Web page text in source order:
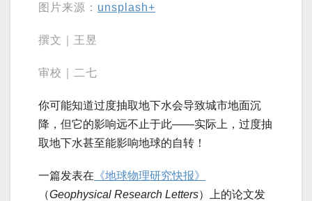
图片来源： unsplash+
撰文｜王昱
审校｜二七
你可能知道过度抽取地下水会导致城市地面沉
降，但它的影响远不止于此——实际上，过度抽
取地下水甚至能影响地球的自转！
一篇发表在 《地球物理研究快报》
（Geophysical Research Letters）上的论文发